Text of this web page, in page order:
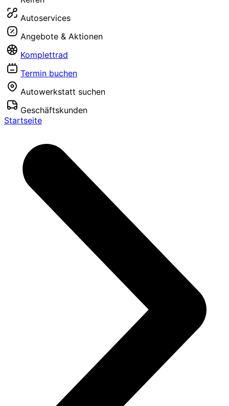
Autoservices
Angebote & Aktionen
Komplettrad
Termin buchen
Autowerkstatt suchen
Geschäftskunden
Startseite